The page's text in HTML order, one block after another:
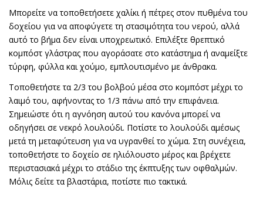
Μπορείτε να τοποθετήσετε χαλίκι ή πέτρες στον πυθμένα του
δοχείου για να αποφύγετε τη στασιμότητα του νερού, αλλά
αυτό το βήμα δεν είναι υποχρεωτικό. Επιλέξτε θρεπτικό
κομπόστ γλάστρας που αγοράσατε στο κατάστημα ή αναμείξτε
τύρφη, φύλλα και χούμο, εμπλουτισμένο με άνθρακα.
Τοποθετήστε τα 2/3 του βολβού μέσα στο κομπόστ μέχρι το
λαιμό του, αφήνοντας το 1/3 πάνω από την επιφάνεια.
Σημειώστε ότι η αγνόηση αυτού του κανόνα μπορεί να
οδηγήσει σε νεκρό λουλούδι. Ποτίστε το λουλούδι αμέσως
μετά τη μεταφύτευση για να υγρανθεί το χώμα. Στη συνέχεια,
τοποθετήστε το δοχείο σε ηλιόλουστο μέρος και βρέχετε
περιστασιακά μέχρι το στάδιο της έκπτυξης των οφθαλμών.
Μόλις δείτε τα βλαστάρια, ποτίστε πιο τακτικά.